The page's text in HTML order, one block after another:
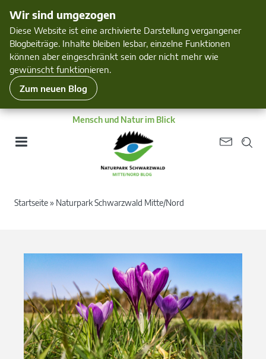
Wir sind umgezogen
Diese Website ist eine archivierte Darstellung vergangener
Blogbeiträge. Inhalte bleiben lesbar, einzelne Funktionen
können aber eingeschränkt sein oder nicht mehr wie
gewünscht funktionieren.
Zum neuen Blog
Mensch und Natur im Blick
Startseite» Naturpark Schwarzwald Mitte/Nord